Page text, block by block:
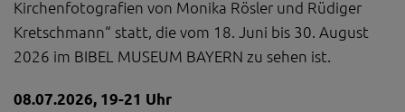
Kirchenfotografien von Monika Rösler und Rüdiger
Kretschmann“ statt, die vom 18. Juni bis 30. August
2026 im BIBEL MUSEUM BAYERN zu sehen ist.
08.07.2026, 19-21 Uhr